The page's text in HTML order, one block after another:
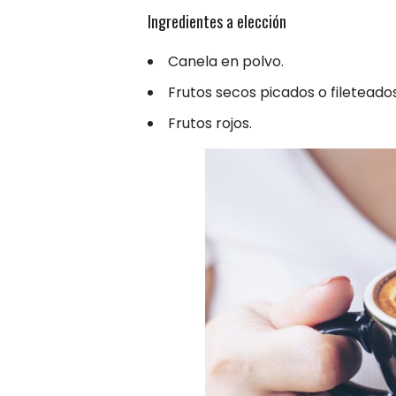
Ingredientes a elección
Canela en polvo.
Frutos secos picados o
Frutos rojos.